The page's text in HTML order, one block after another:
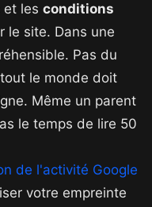
et les conditions
le site. Dans une
Pas du
le monde doit
Même un parent
le temps de lire 50
de l'activité Google
votre empreinte